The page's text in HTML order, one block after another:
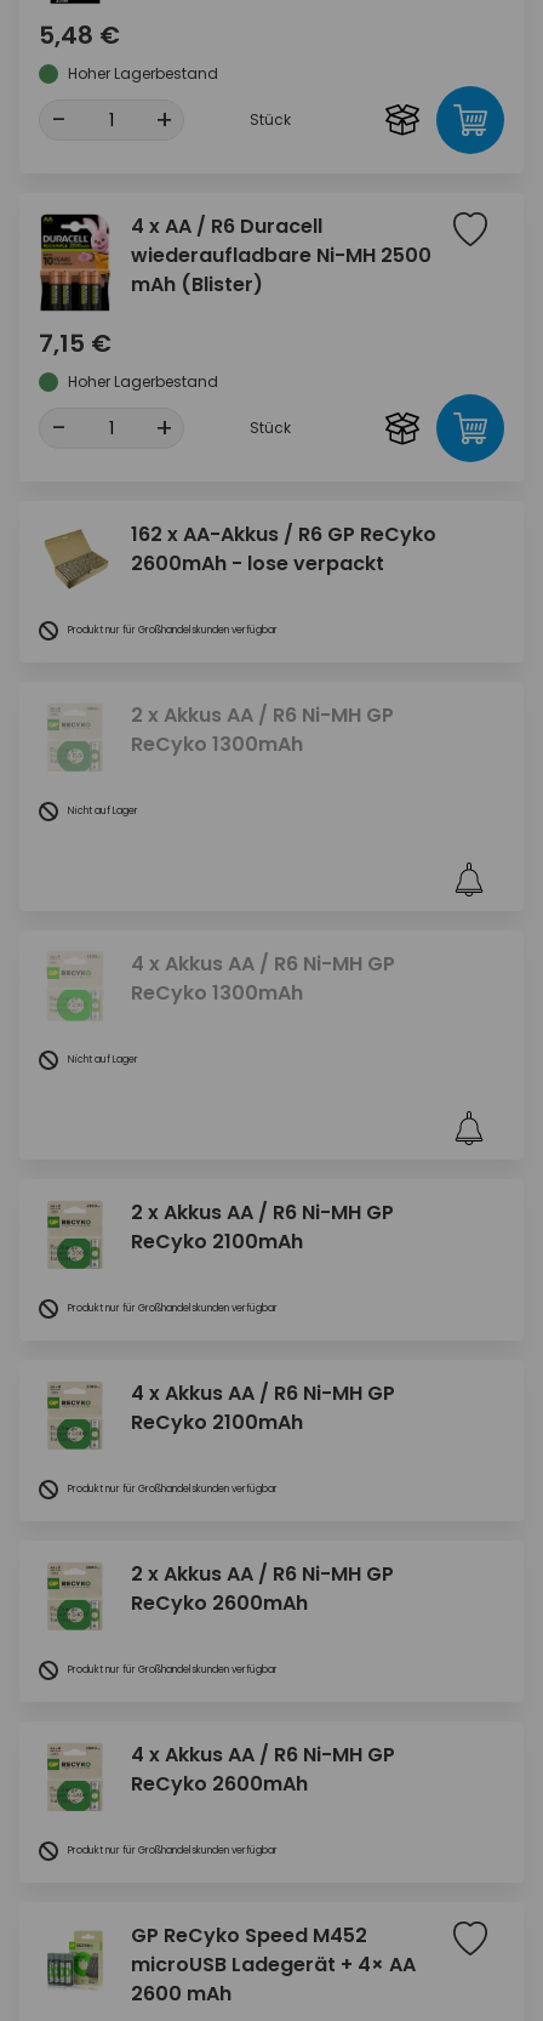
5,48 €
Hoher Lagerbestand
- + Stück
4 x AA / R6 Duracell
wiederaufladbare Ni-MH 2500
mAh (Blister)
7,15 €
Hoher Lagerbestand
- + Stück
162 x AA-Akkus / R6 GP ReCyko
2600mAh - lose verpackt
Produkt nur für Großhandelskunden verfügbar
2 x Akkus AA / R6 Ni-MH GP
ReCyko 1300mAh
Nicht auf Lager
4 x Akkus AA / R6 Ni-MH GP
ReCyko 1300mAh
Nicht auf Lager
2 x Akkus AA / R6 Ni-MH GP
ReCyko 2100mAh
Produkt nur für Großhandelskunden verfügbar
4 x Akkus AA / R6 Ni-MH GP
ReCyko 2100mAh
Produkt nur für Großhandelskunden verfügbar
2 x Akkus AA / R6 Ni-MH GP
ReCyko 2600mAh
Produkt nur für Großhandelskunden verfügbar
4 x Akkus AA / R6 Ni-MH GP
ReCyko 2600mAh
Produkt nur für Großhandelskunden verfügbar
GP ReCyko Speed M452
microUSB Ladegerät + 4× AA
2600 mAh